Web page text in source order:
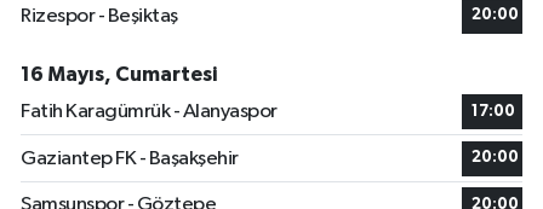
Rizespor - Beşiktaş
20:00
16 Mayıs, Cumartesi
Fatih Karagümrük - Alanyaspor
17:00
Gaziantep FK - Başakşehir 20:00
Samsunspor - Göztepe 20:00